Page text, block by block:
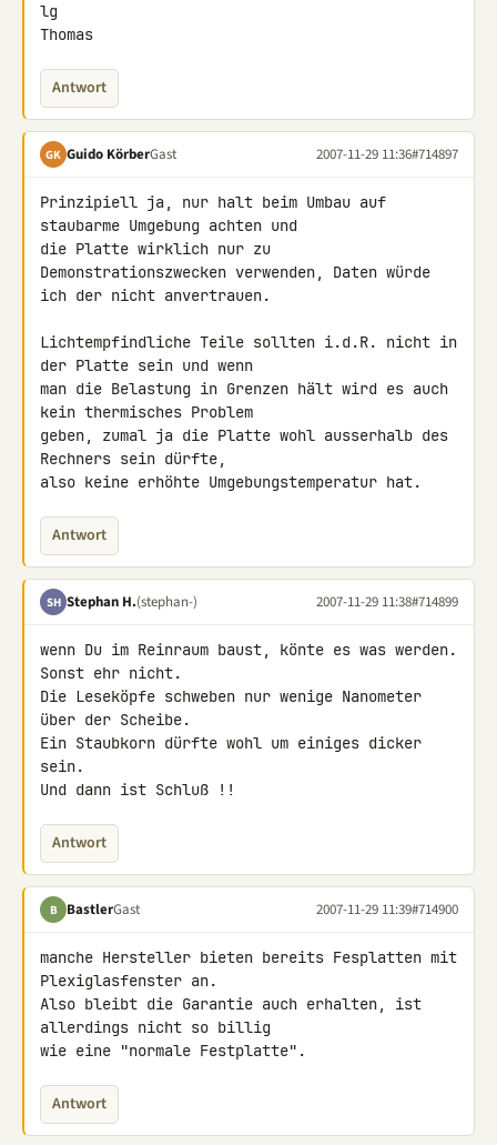
lg
Thomas
Antwort
GK Guido KörberGast 2007-11-29 11:36#714897
Prinzipiell ja, nur halt beim Umbau auf
staubarme Umgebung achten und
die Platte wirklich nur zu
Demonstrationszwecken verwenden, Daten würde
ich der nicht anvertrauen.
Lichtempfindliche Teile sollten i.d.R. nicht in
der Platte sein und wenn
man die Belastung in Grenzen hält wird es auch
kein thermisches Problem
geben, zumal ja die Platte wohl ausserhalb des
Rechners sein dürfte,
also keine erhöhte Umgebungstemperatur hat.
Antwort
SH Stephan H.(stephan-) 2007-11-29 11:38#714899
wenn Du im Reinraum baust, könte es was werden.
Sonst ehr nicht.
Die Leseköpfe schweben nur wenige Nanometer
über der Scheibe.
Ein Staubkorn dürfte wohl um einiges dicker
sein.
Und dann ist Schluß !!
Antwort
B BastlerGast 2007-11-29 11:39#714900
manche Hersteller bieten bereits Fesplatten mit
Plexiglasfenster an.
Also bleibt die Garantie auch erhalten, ist
allerdings nicht so billig
wie eine "normale Festplatte".
Antwort